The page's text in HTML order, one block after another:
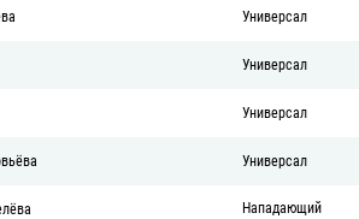
Универсал
Универсал
Универсал
Универсал
Нападающий